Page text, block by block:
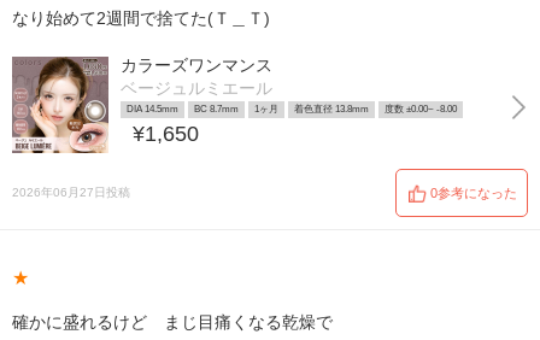
なり始めて2週間で捨てた(Ｔ＿Ｔ)
カラーズワンマンス
ベージュルミエール
DIA 14.5mm BC 8.7mm 1ヶ月 着色直径 13.8mm 度数 ±0.00~ -8.00
¥1,650
2026年06月27日投稿 0参考になった
★
確かに盛れるけど まじ目痛くなる乾燥で